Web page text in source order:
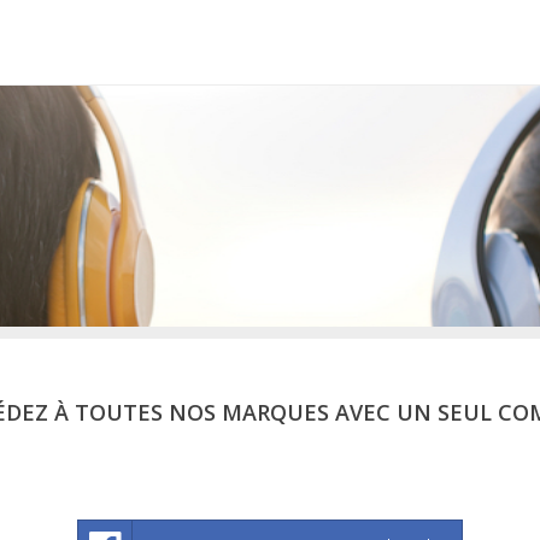
À TOUTES NOS MARQUES AVEC UN SEUL